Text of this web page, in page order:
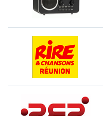
Color
Caption
Background